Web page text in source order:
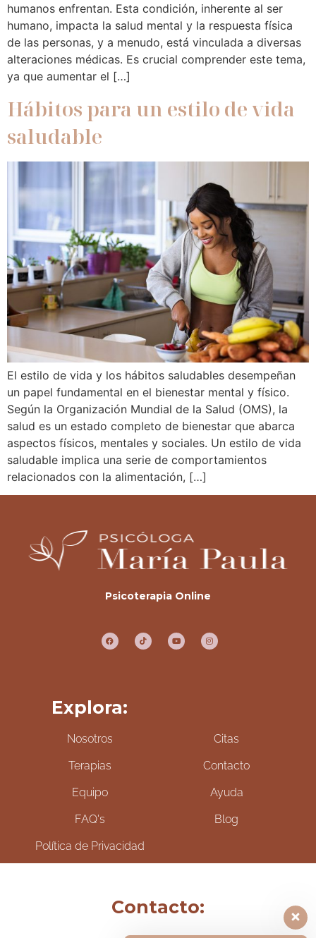
humanos enfrentan. Esta condición, inherente al ser
humano, impacta la salud mental y la respuesta física
de las personas, y a menudo, está vinculada a diversas
alteraciones médicas. Es crucial comprender este tema,
ya que aumentar el […]
Hábitos para un estilo de vida
saludable
El estilo de vida y los hábitos saludables desempeñan
un papel fundamental en el bienestar mental y físico.
Según la Organización Mundial de la Salud (OMS), la
salud es un estado completo de bienestar que abarca
aspectos físicos, mentales y sociales. Un estilo de vida
saludable implica una serie de comportamientos
relacionados con la alimentación, […]
Psicoterapia Online
Explora:
Nosotros
Terapias
Equipo
FAQ's
Política de Privacidad
Citas
Contacto
Ayuda
Blog
Contacto: